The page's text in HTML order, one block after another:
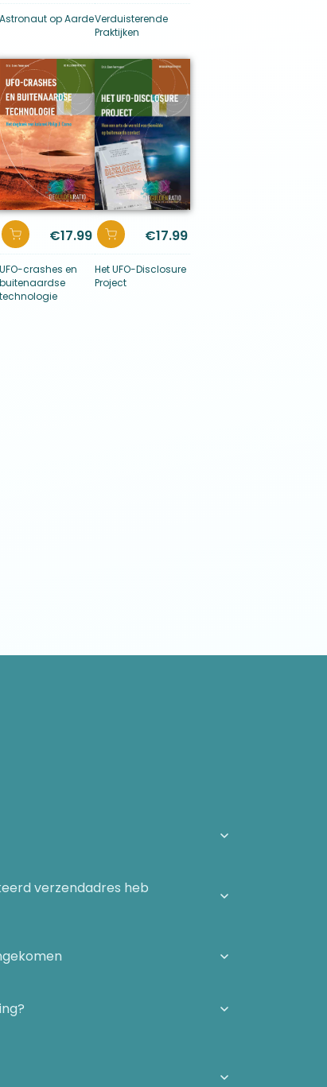
Astronaut op AardeVerduisterende
Praktijken
€17.99
UFO-crashes en
buitenaardse
technologie
€17.99
Het UFO-Disclosure
Project
verzendadres heb